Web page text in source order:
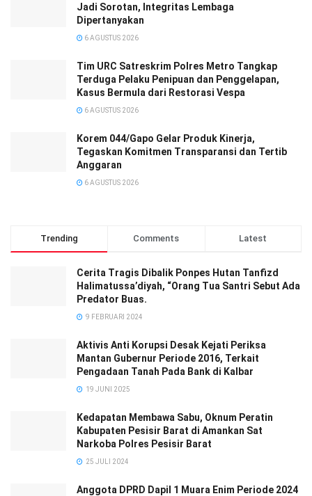
Jadi Sorotan, Integritas Lembaga
Dipertanyakan
6 AGUSTUS 2026
Tim URC Satreskrim Polres Metro Tangkap
Terduga Pelaku Penipuan dan Penggelapan,
Kasus Bermula dari Restorasi Vespa
6 AGUSTUS 2026
Korem 044/Gapo Gelar Produk Kinerja,
Tegaskan Komitmen Transparansi dan Tertib
Anggaran
6 AGUSTUS 2026
Trending Comments Latest
Cerita Tragis Dibalik Ponpes Hutan Tanfizd
Halimatussa’diyah, “Orang Tua Santri Sebut Ada
Predator Buas.
9 FEBRUARI 2024
Aktivis Anti Korupsi Desak Kejati Periksa
Mantan Gubernur Periode 2016, Terkait
Pengadaan Tanah Pada Bank di Kalbar
19 JUNI 2025
Kedapatan Membawa Sabu, Oknum Peratin
Kabupaten Pesisir Barat di Amankan Sat
Narkoba Polres Pesisir Barat
25 JULI 2024
Anggota DPRD Dapil 1 Muara Enim Periode 2024